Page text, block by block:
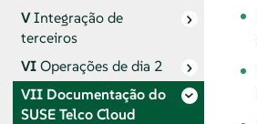
VIntegração de
terceiros
VIOperações de dia 2
VII Documentação do
SUSE Telco Cloud